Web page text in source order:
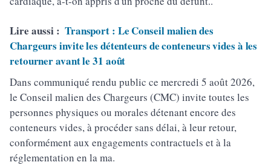
Lire aussi : Transport : Le Conseil malien des
Chargeurs invite les détenteurs de conteneurs vides à les
retourner avant le 31 août
Dans communiqué rendu public ce mercredi 5 août 2026,
le Conseil malien des Chargeurs (CMC) invite toutes les
personnes physiques ou morales détenant encore des
conteneurs vides, à procéder sans délai, à leur retour,
conformément aux engagements contractuels et à la
réglementation en la ma.